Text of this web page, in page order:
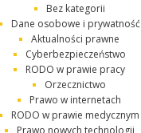
Bez kategorii
Dane osobowe i prywatność
Aktualności prawne
Cyberbezpieczeństwo
RODO w prawie pracy
Orzecznictwo
Prawo w internetach
RODO w prawie medycznym
Prawo nowych technologii